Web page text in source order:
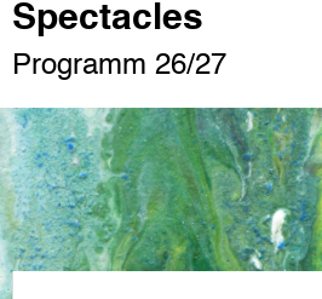
Spectacles
Programm 26/27